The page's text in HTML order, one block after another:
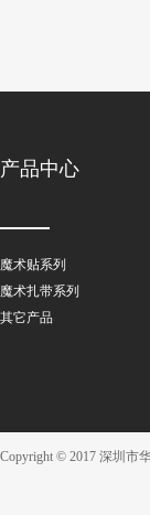
产品中心
魔术贴系列
魔术扎带系列
其它产品
Copyright © 2017 深圳市